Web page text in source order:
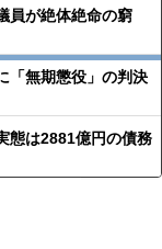
員が絶体絶命の窮
「無期懲役」の判決
態は2881億円の債務